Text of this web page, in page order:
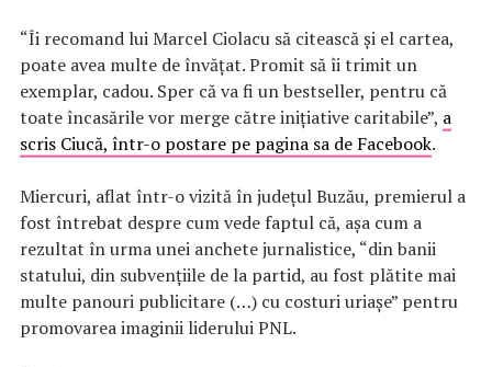
“Îi recomand lui Marcel Ciolacu să citească şi el cartea,
poate avea multe de învăţat. Promit să îi trimit un
exemplar, cadou. Sper că va fi un bestseller, pentru că
toate încasările vor merge către iniţiative caritabile”, a
scris Ciucă, într-o postare pe pagina sa de Facebook.
Miercuri, aflat într-o vizită în judeţul Buzău, premierul a
fost întrebat despre cum vede faptul că, aşa cum a
rezultat în urma unei anchete jurnalistice, “din banii
statului, din subvenţiile de la partid, au fost plătite mai
multe panouri publicitare (…) cu costuri uriaşe” pentru
promovarea imaginii liderului PNL.